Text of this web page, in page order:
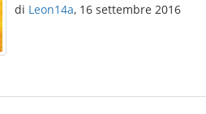
di Leon14a, 16 settembre 2016